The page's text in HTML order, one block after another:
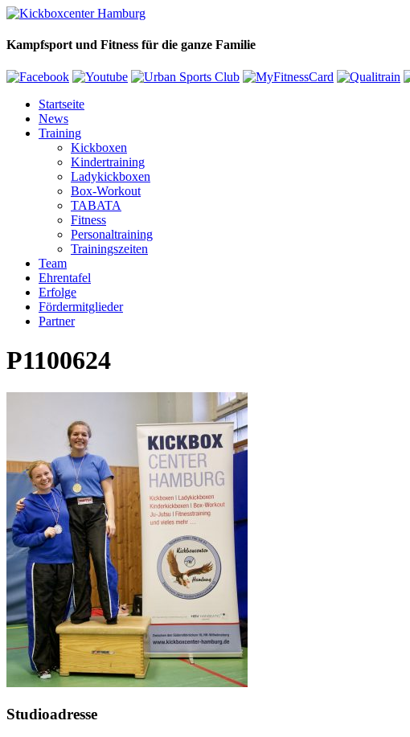
Kampfsport und Fitness für die ganze Familie
Startseite
News
Training
Kickboxen
Kindertraining
Ladykickboxen
Box-Workout
TABATA
Fitness
Personaltraining
Trainingszeiten
Team
Ehrentafel
Erfolge
Fördermitglieder
Partner
P1100624
Studioadresse